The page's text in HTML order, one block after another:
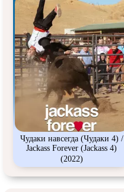
Чудаки навсегда (Чудаки 4) /
Jackass Forever (Jackass 4)
(2022)